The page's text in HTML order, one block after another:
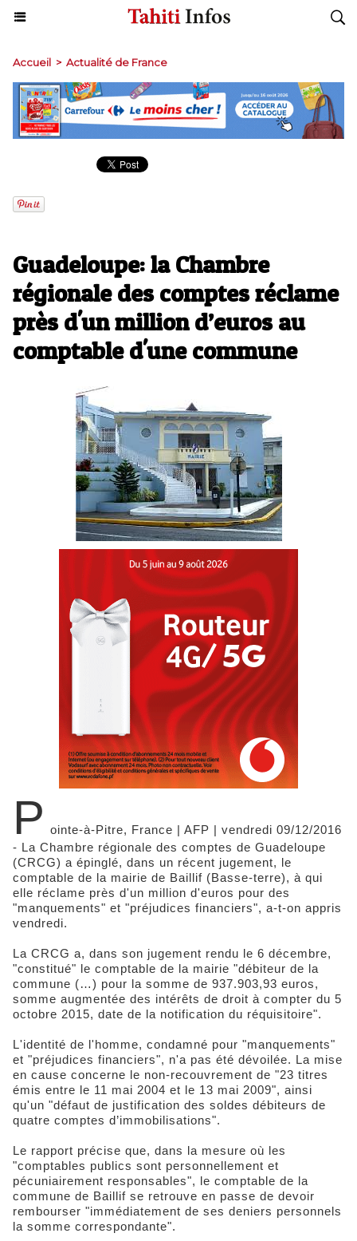
Accueil > Actualité de France
Guadeloupe: la Chambre
régionale des comptes réclame
près d'un million d’euros au
comptable d'une commune
P ointe-à-Pitre, France | AFP | vendredi 09/12/2016
- La Chambre régionale des comptes de Guadeloupe
(CRCG) a épinglé, dans un récent jugement, le
comptable de la mairie de Baillif (Basse-terre), à qui
elle réclame près d'un million d'euros pour des
"manquements" et "préjudices financiers", a-t-on appris
vendredi.
La CRCG a, dans son jugement rendu le 6 décembre,
"constitué" le comptable de la mairie "débiteur de la
commune (…) pour la somme de 937.903,93 euros,
somme augmentée des intérêts de droit à compter du 5
octobre 2015, date de la notification du réquisitoire".
L'identité de l'homme, condamné pour "manquements"
et "préjudices financiers", n'a pas été dévoilée. La mise
en cause concerne le non-recouvrement de "23 titres
émis entre le 11 mai 2004 et le 13 mai 2009", ainsi
qu'un "défaut de justification des soldes débiteurs de
quatre comptes d’immobilisations".
Le rapport précise que, dans la mesure où les
"comptables publics sont personnellement et
pécuniairement responsables", le comptable de la
commune de Baillif se retrouve en passe de devoir
rembourser "immédiatement de ses deniers personnels
la somme correspondante".